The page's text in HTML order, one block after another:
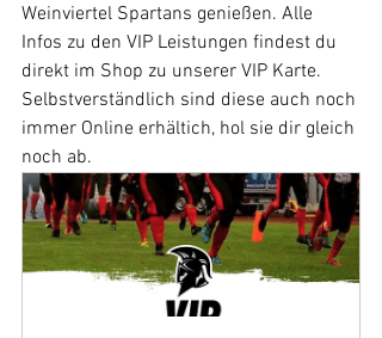
Weinviertel Spartans genießen. Alle
Infos zu den VIP Leistungen findest du
direkt im Shop zu unserer VIP Karte.
Selbstverständlich sind diese auch noch
immer Online erhältich, hol sie dir gleich
noch ab.